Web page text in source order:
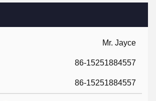
Mr. Jayce
86-15251884557
86-15251884557